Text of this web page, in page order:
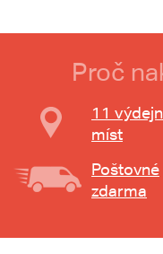
Proč
11
míst
Poštovné
zdarma